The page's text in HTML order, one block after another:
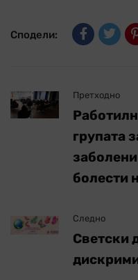
Сподели:
Претходно
групата
болести
Следно
Светски